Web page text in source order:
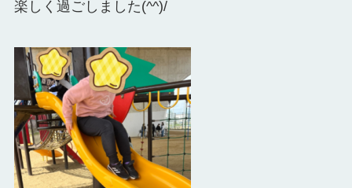
楽しく過ごしました(^^)/